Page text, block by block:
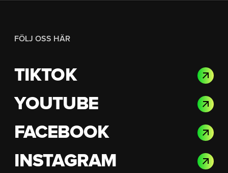
FÖLJ OSS HÄR
TIKTOK
YOUTUBE
FACEBOOK
INSTAGRAM